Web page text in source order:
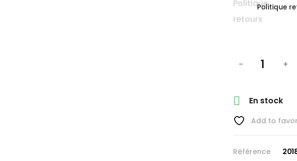
Politique
- +
 En stock
Add to
Référence